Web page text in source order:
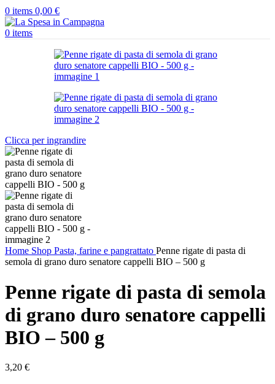
0 items 0,00 €
0 items
Clicca per ingrandire
Home Shop Pasta, farine e pangrattato Penne rigate di pasta di
semola di grano duro senatore cappelli BIO – 500 g
Penne rigate di pasta di semola
di grano duro senatore cappelli
BIO – 500 g
3,20 €